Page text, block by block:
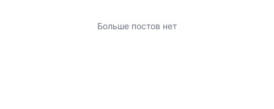
Больше постов нет